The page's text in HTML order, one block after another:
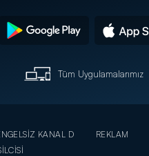
Tüm Uygulamalarımız
KANAL D REKLAM